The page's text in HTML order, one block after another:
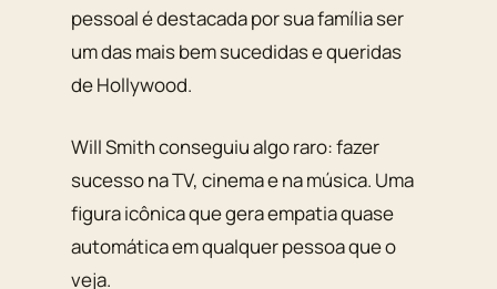
pessoal é destacada por sua família ser
um das mais bem sucedidas e queridas
de Hollywood.
Will Smith conseguiu algo raro: fazer
sucesso na TV, cinema e na música. Uma
figura icônica que gera empatia quase
automática em qualquer pessoa que o
veja.